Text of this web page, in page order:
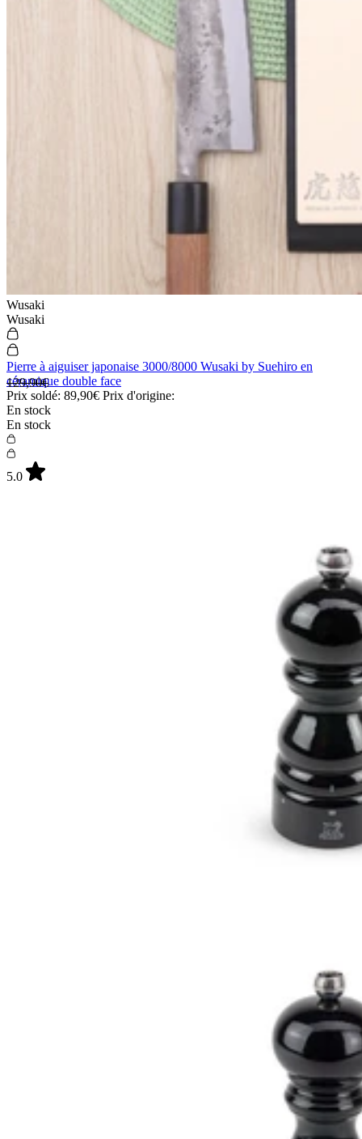
Wusaki
Wusaki
Pierre à aiguiser japonaise 3000/8000 Wusaki by Suehiro en
céramique double face
Prix soldé: 89,90€ Prix d'origine:
129,90€
En stock
En stock
5.0